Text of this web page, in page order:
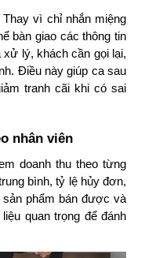
vì chỉ nhắn miệng
bàn giao các thông tin
xử lý, khách cần gọi lại,
Điều này giúp ca sau
tranh cãi khi có sai
nhân viên
doanh thu theo từng
bình, tỷ lệ hủy đơn,
phẩm bán được và
quan trọng để đánh